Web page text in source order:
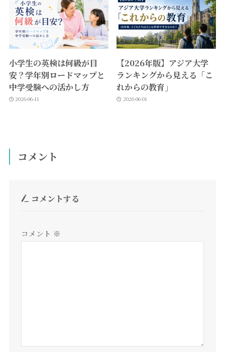
小学生の英検は何級が目
安？学年別ロードマップと
中学受験への活かし方
2026-06-11
【2026年版】アジア大学
ランキングから見える「こ
れからの教育」
2026-06-01
コメント
コメントする
コメント ※